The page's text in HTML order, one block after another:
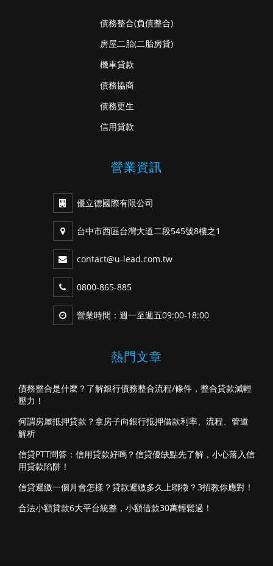
債務整合(負債整合)
房屋二胎(二胎房貸)
機車貸款
債務協商
債務更生
信用貸款
營業資訊
優立德國際有限公司
台中市西區台灣大道二段545號8樓之1
contact@u-lead.com.tw
0800-865-885
營業時間：週一至週五09:00-18:00
熱門文章
債務整合是什麼？了解銀行債務整合流程/條件，整合貸款減輕
壓力！
何謂房屋抵押貸款？拿房子向銀行抵押借款利率、流程、管道
解析
信貸PTT問答：信用貸款好嗎？信貸優缺點先了解，小心落入信
用貸款陷阱！
信貸遲繳一個月會怎樣？貸款遲繳多久上聯徵？3招教你應對！
合法小額貸款6大平台統整，小額借款30萬輕鬆過！